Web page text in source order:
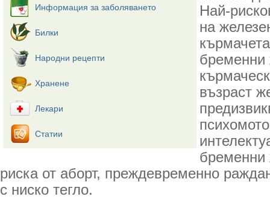
Информация за заболяването
Билки
Народни рецепти
Хранене
Лекари
Статии
Най-
на
възраст
риска от аборт, преждевременно
с ниско тегло.